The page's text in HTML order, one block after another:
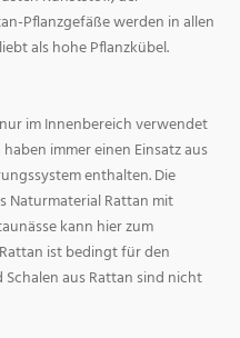
Pflanzgefäße werden in allen
als hohe Pflanzkübel.
im Innenbereich verwendet
immer einen Einsatz aus
enthalten. Die
Naturmaterial Rattan mit
kann hier zum
ist bedingt für den
aus Rattan sind nicht